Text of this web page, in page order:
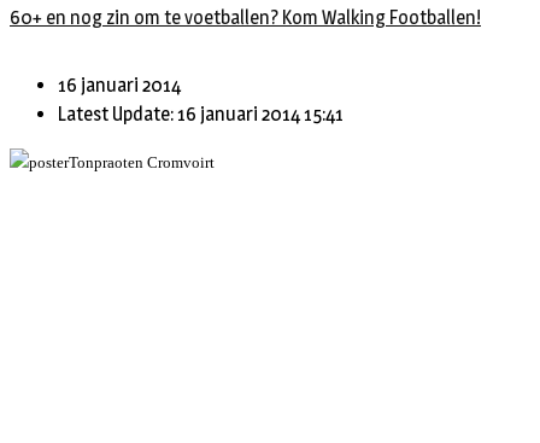
60+ en nog zin om te voetballen? Kom Walking Footballen!
16 januari 2014
Latest Update: 16 januari 2014 15:41